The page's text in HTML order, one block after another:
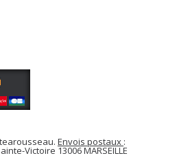
Envois postaux :
Victoire 13006 MARSEILLE